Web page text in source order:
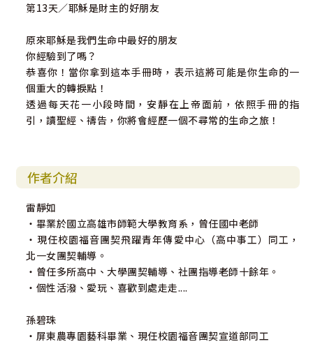
第13天／耶穌是財主的好朋友
原來耶穌是我們生命中最好的朋友
你經驗到了嗎？
恭喜你！當你拿到這本手冊時，表示這將可能是你生命的一
個重大的轉捩點！
透過每天花一小段時間，安靜在上帝面前，依照手冊的指
引，讀聖經、禱告，你將會經歷一個不尋常的生命之旅！
作者介紹
雷靜如
‧畢業於國立高雄市師範大學教育系，曾任國中老師
‧現任校園福音團契飛躍青年傳愛中心（高中事工）同工，
北一女團契輔導。
‧曾任多所高中、大學團契輔導、社團指導老師十餘年。
‧個性活潑、愛玩、喜歡到處走走....
孫碧珠
‧屏東農專園藝科畢業、現任校園福音團契宣道部同工